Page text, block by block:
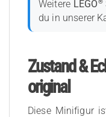
Weitere LEGO®
du in unserer
Zustand &
original
Diese Minifigur